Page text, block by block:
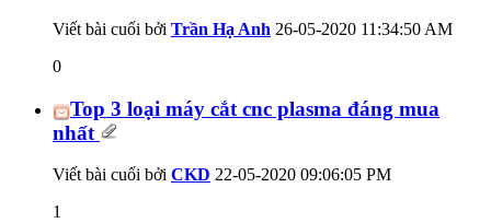
Viết bài cuối bởi Trần Hạ Anh 26-05-2020 11:34:50 AM
0
Top 3 loại máy cắt cnc plasma đáng mua
nhất
Viết bài cuối bởi CKD 22-05-2020 09:06:05 PM
1